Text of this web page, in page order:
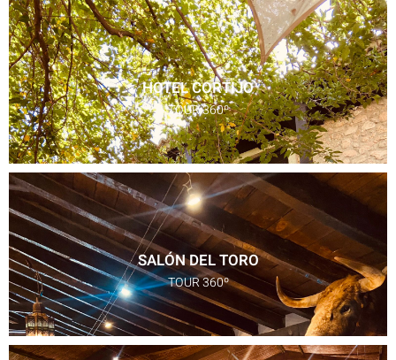
HOTEL CORTIJO
TOUR 360º
SALÓN DEL TORO
TOUR 360º